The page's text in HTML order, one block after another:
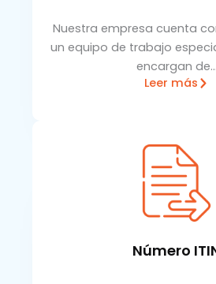
Nuestra empresa cuenta
un equipo de trabajo
encargan de…
Leer más
Número